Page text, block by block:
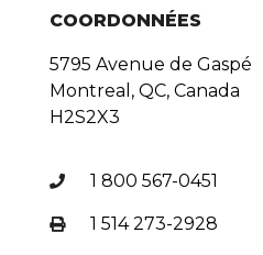
COORDONNÉES
5795 Avenue de Gaspé
Montreal, QC, Canada
H2S2X3
1 800 567-0451
1 514 273-2928